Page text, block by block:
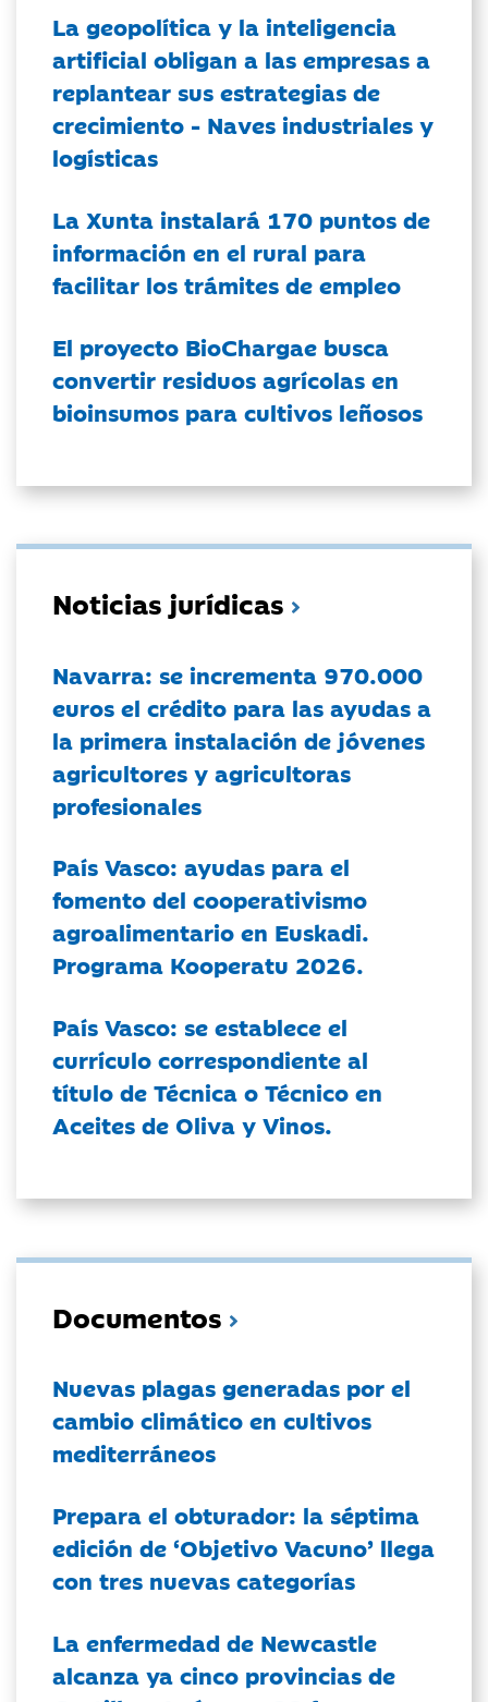
La geopolítica y la inteligencia
artificial obligan a las empresas a
replantear sus estrategias de
crecimiento - Naves industriales y
logísticas
La Xunta instalará 170 puntos de
información en el rural para
facilitar los trámites de empleo
El proyecto BioChargae busca
convertir residuos agrícolas en
bioinsumos para cultivos leñosos
Noticias jurídicas
Navarra: se incrementa 970.000
euros el crédito para las ayudas a
la primera instalación de jóvenes
agricultores y agricultoras
profesionales
País Vasco: ayudas para el
fomento del cooperativismo
agroalimentario en Euskadi.
Programa Kooperatu 2026.
País Vasco: se establece el
currículo correspondiente al
título de Técnica o Técnico en
Aceites de Oliva y Vinos.
Documentos
Nuevas plagas generadas por el
cambio climático en cultivos
mediterráneos
Prepara el obturador: la séptima
edición de ‘Objetivo Vacuno’ llega
con tres nuevas categorías
La enfermedad de Newcastle
alcanza ya cinco provincias de